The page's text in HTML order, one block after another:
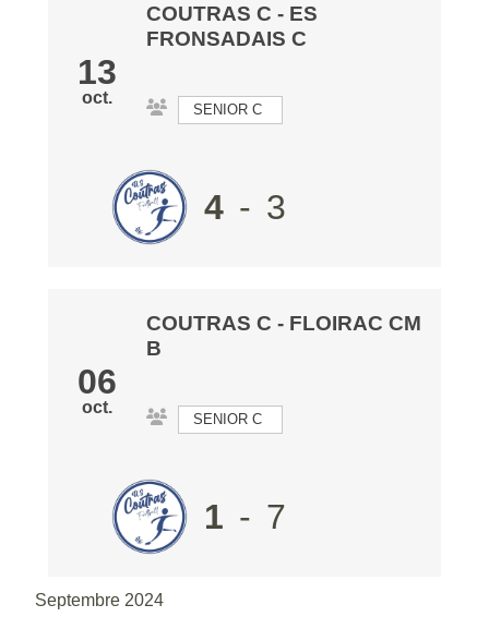
13
oct.
COUTRAS C - ES
FRONSADAIS C
SENIOR C
4 - 3
06
oct.
COUTRAS C - FLOIRAC CM
B
SENIOR C
1 - 7
Septembre 2024